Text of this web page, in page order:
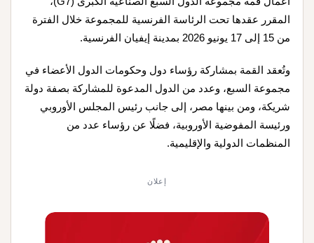
المقرر عقدها تحت الرئاسة الفرنسية للمجموعة خلال الفترة
من 15 إلى 17 يونيو 2026 بمدينة إيفيان الفرنسية.
وتُعقد القمة بمشاركة رؤساء دول وحكومات الدول الأعضاء في
مجموعة السبع، وعدد من الدول المدعوة للمشاركة بصفة دولة
شريكة، ومن بينها مصر، إلى جانب رئيس المجلس الأوروبي
ورئيسة المفوضية الأوروبية، فضلًا عن رؤساء عدد من
المنظمات الدولية والإقليمية.
إعلان